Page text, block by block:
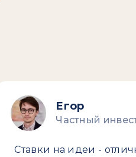
Егор
Частный
Ставки на идеи -